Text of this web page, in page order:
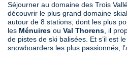
Séjourner au domaine des Trois
découvrir le plus grand domaine
autour de 8 stations, dont les plus
les Ménuires ou Val Thorens , il
de pistes de ski balisées. Et s’il est
snowboarders les plus passionnés,